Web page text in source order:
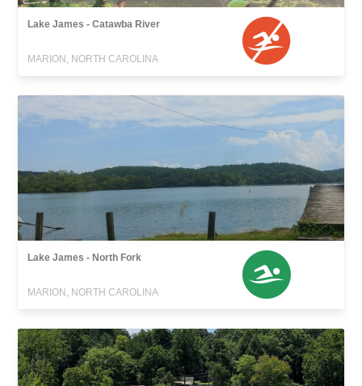
Lake James - Catawba River
MARION, NORTH CAROLINA
Lake James - North Fork
MARION, NORTH CAROLINA